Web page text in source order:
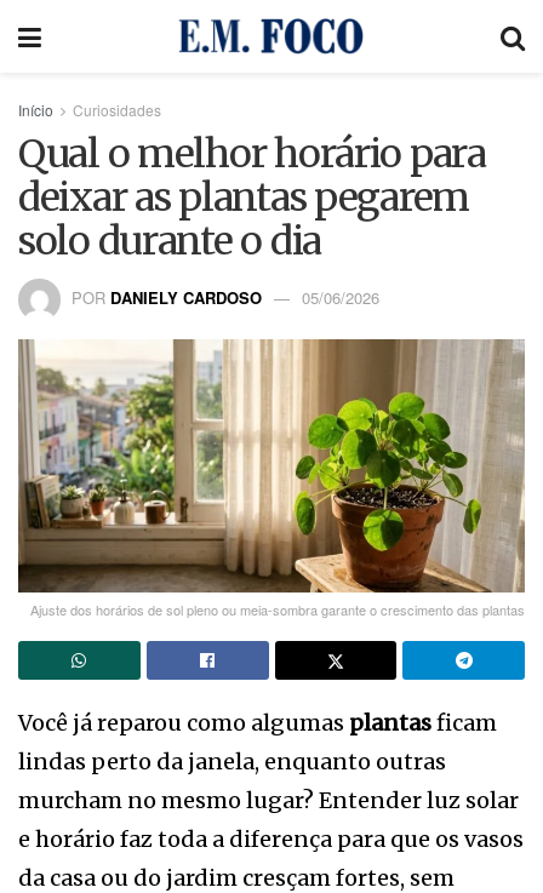
Início Curiosidades
Qual o melhor horário para
deixar as plantas pegarem
solo durante o dia
POR DANIELY CARDOSO 05/06/2026
Ajuste dos horários de sol pleno ou meia-sombra garante o crescimento das plantas
Você já reparou como algumas plantasficam
lindas perto da janela, enquanto outras
murcham no mesmo lugar? Entender luz solar
e horário faz toda a diferença para que os vasos
da casa ou do jardim cresçam fortes, sem